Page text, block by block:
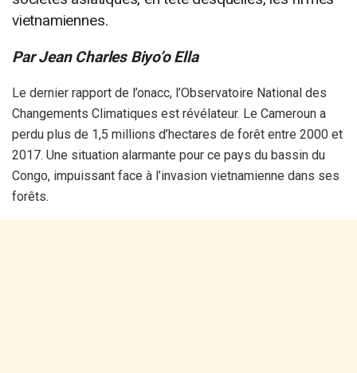
vietnamiennes.
Par Jean Charles Biyo’o Ella
Le dernier rapport de l’onacc, l’Observatoire National des
Changements Climatiques est révélateur. Le Cameroun a
perdu plus de 1,5 millions d’hectares de forêt entre 2000 et
2017. Une situation alarmante pour ce pays du bassin du
Congo, impuissant face à l’invasion vietnamienne dans ses
forêts.